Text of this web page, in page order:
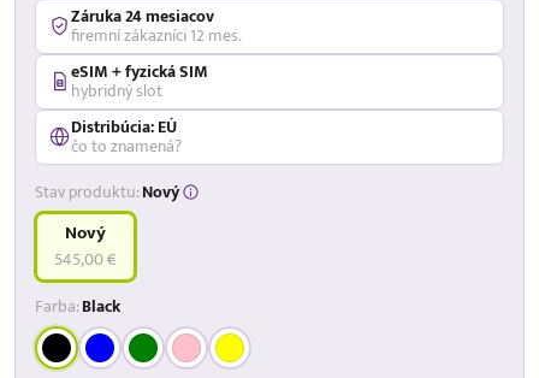
Záruka 24 mesiacov
firemní zákazníci 12 mes.
eSIM + fyzická SIM
hybridný slot
Distribúcia: EÚ
čo to znamená?
Stav produktu:Nový
Nový
545,00 €
Farba:Black